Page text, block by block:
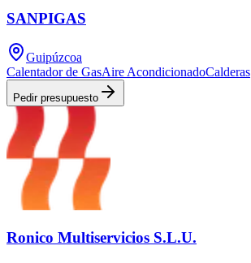
SANPIGAS
Guipúzcoa
Calentador de GasAire AcondicionadoCalderas
Pedir presupuesto
Ronico Multiservicios S.L.U.